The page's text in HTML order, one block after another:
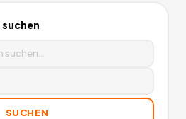
suchen
SUCHEN